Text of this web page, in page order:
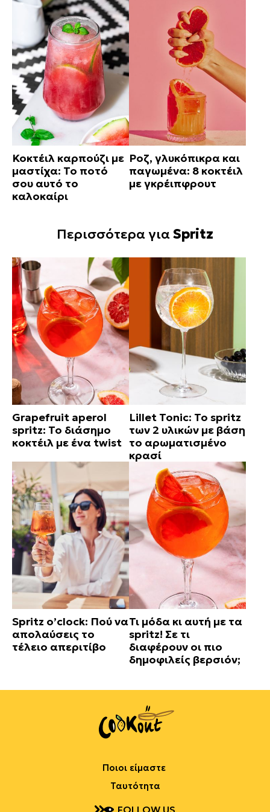
Κοκτέιλ καρπούζι με
μαστίχα: Το ποτό
σου αυτό το
καλοκαίρι
Ροζ, γλυκόπικρα και
παγωμένα: 8 κοκτέιλ
με γκρέιπφρουτ
Περισσότερα γιαSpritz
Grapefruit aperol
spritz: Το διάσημο
κοκτέιλ με ένα twist
Lillet Tonic: Το spritz
των 2 υλικών με βάση
το αρωματισμένο
κρασί
Spritz o’clock: Πού να
απολαύσεις το
τέλειο απεριτίβο
Τι μόδα κι αυτή με τα
spritz! Σε τι
διαφέρουν οι πιο
δημοφιλείς βερσιόν;
Ποιοι είμαστε
Ταυτότητα
FOLLOW US